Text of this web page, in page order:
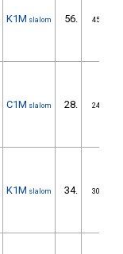
K1M slalom 56. 45/ZS
C1M slalom 28. 24/ZS
K1M slalom 34. 30/ZS